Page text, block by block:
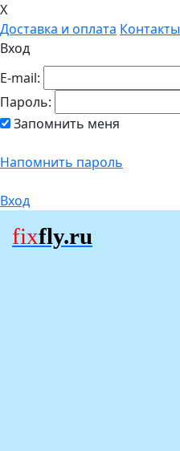
X
Доставка и оплата Контакты
Вход
E-mail:
Пароль:
Запомнить меня
Напомнить пароль
Вход
fixfly.ru